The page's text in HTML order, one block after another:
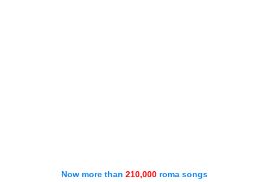
Now more than 210,000 roma songs